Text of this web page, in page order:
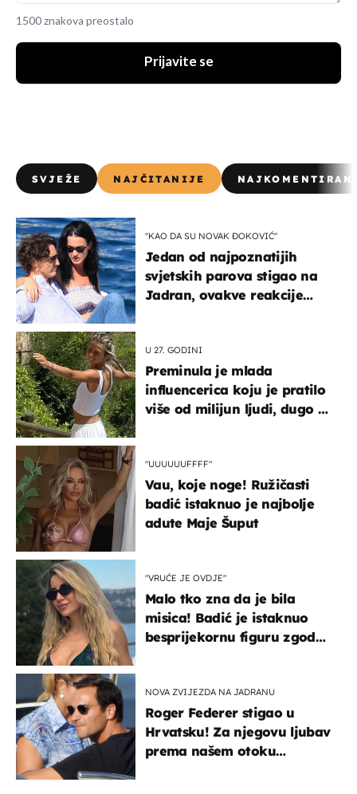
1500 znakova preostalo
Prijavite se
SVJEŽE NAJČITANIJE
"KAO DA SU NOVAK ĐOKOVIĆ"
Jedan od najpoznatijih
svjetskih parova stigao na
Jadran, ovakve reakcije
U 27. GODINI
Preminula je mlada
influencerica koju je pratilo
više od milijun ljudi, dugo se
"UUUUUUFFFF"
Vau, koje noge! Ružičasti
badić istaknuo je najbolje
adute Maje Šuput
"VRUĆE JE OVDJE"
Malo tko zna da je bila
misica! Badić je istaknuo
besprijekornu figuru zgodne
NOVA ZVIJEZDA NA JADRANU
Roger Federer stigao u
Hrvatsku! Za njegovu ljubav
prema našem otoku